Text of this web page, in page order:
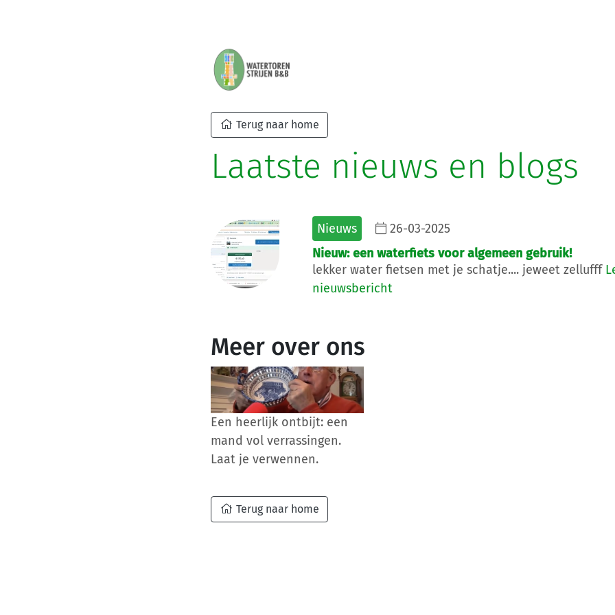
Terug naar home
Laatste nieuws en blogs
Nieuws
26-03-2025
Nieuw: een waterfiets voor algemeen gebruik!
lekker water fietsen met je schatje.... jeweet zellufff
nieuwsbericht
Meer over ons
Een heerlijk ontbijt: een
mand vol verrassingen.
Laat je verwennen.
Terug naar home